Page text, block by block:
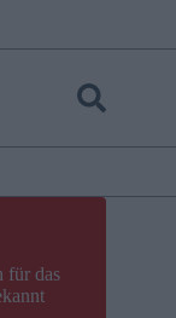
für das